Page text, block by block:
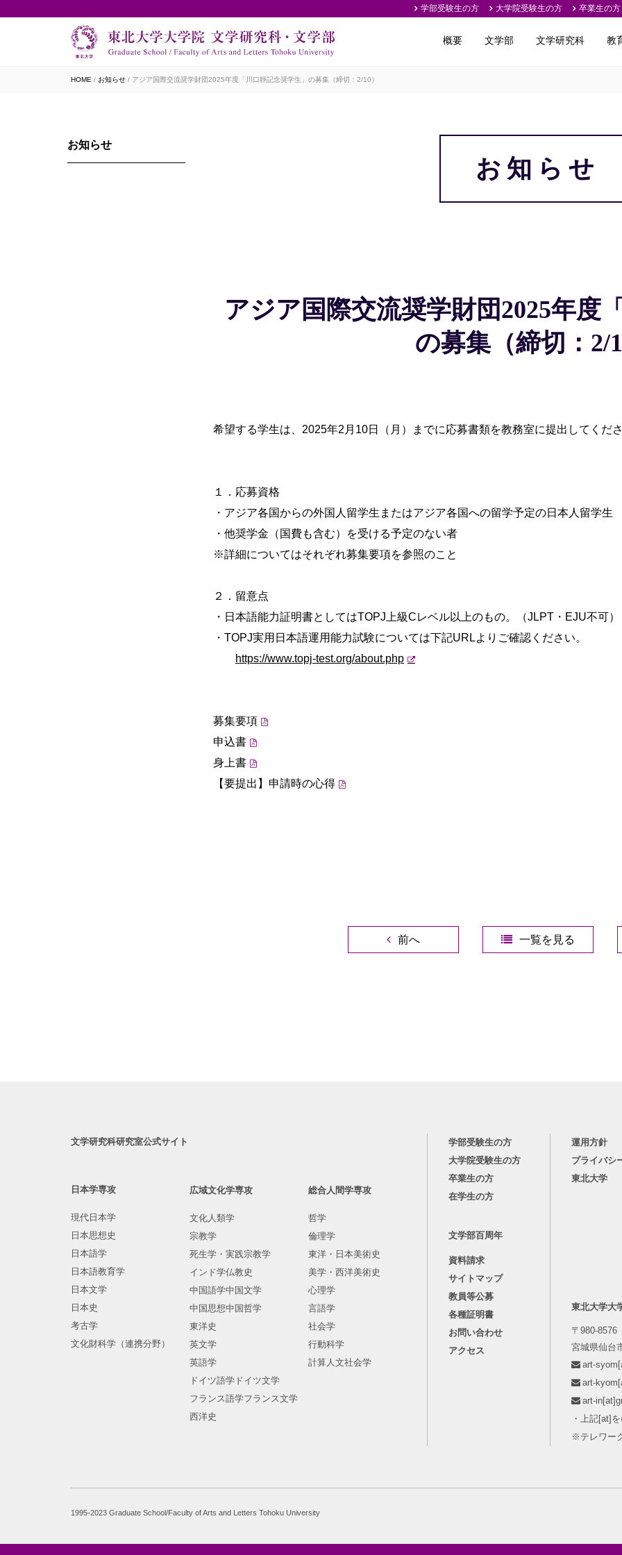
学部受験生の方 大学院受験生の方 卒業生の方
概要 文学部 文学研究科 教
HOME お知らせ アジア国際交流奨学財団2025年度「川口靜記念奨学生」の募集（締切：2/10）
お知らせ
アジア国際交流奨学財団2025年度
の募集（締切：2/
希望する学生は、2025年2月10日（月）までに応募書類を教務室に提出してくださ
１．応募資格
・アジア各国からの外国人留学生またはアジア各国への留学予定の日本人留学生
・他奨学金（国費も含む）を受ける予定のない者
※詳細についてはそれぞれ募集要項を参照のこと
２．留意点
・日本語能力証明書としてはTOPJ上級Cレベル以上のもの。（JLPT・EJU不可）
・TOPJ実用日本語運用能力試験については下記URLよりご確認ください。
https://www.topj-test.org/about.php
募集要項
申込書
身上書
【要提出】申請時の心得
前へ 一覧を見る
お知らせ
文学研究科研究室公式サイト
日本学専攻
現代日本学
日本思想史
日本語学
日本語教育学
日本文学
日本史
考古学
文化財科学（連携分野）
広域文化学専攻
文化人類学
宗教学
死生学・実践宗教学
インド学仏教史
中国語学中国文学
中国思想中国哲学
東洋史
英文学
英語学
ドイツ語学ドイツ文学
フランス語学フランス文学
西洋史
総合人間学専攻
哲学
倫理学
東洋・日本美術史
美学・西洋美術史
心理学
言語学
社会学
行動科学
計算人文社会学
学部受験生の方
大学院受験生の方
卒業生の方
在学生の方
文学部百周年
資料請求
サイトマップ
教員等公募
各種証明書
お問い合わせ
アクセス
運用方針
プライバシ
東北大学
東北大学大
〒980-8576
宮城県仙台
art-
art-
art-
・上記[at]
※テレワー
1995-2023 Graduate School/Faculty of Arts and Letters Tohoku University